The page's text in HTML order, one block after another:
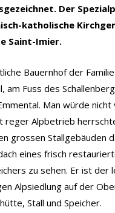
Der
katholische
Saint-Imier.
Bauernhof der
am Fuss des
Man würde
reger Alpbetrieb
grossen Stallgebäuden
eines frisch
zu sehen. Er ist der
Alpsiedlung auf der
Stall und Speicher.